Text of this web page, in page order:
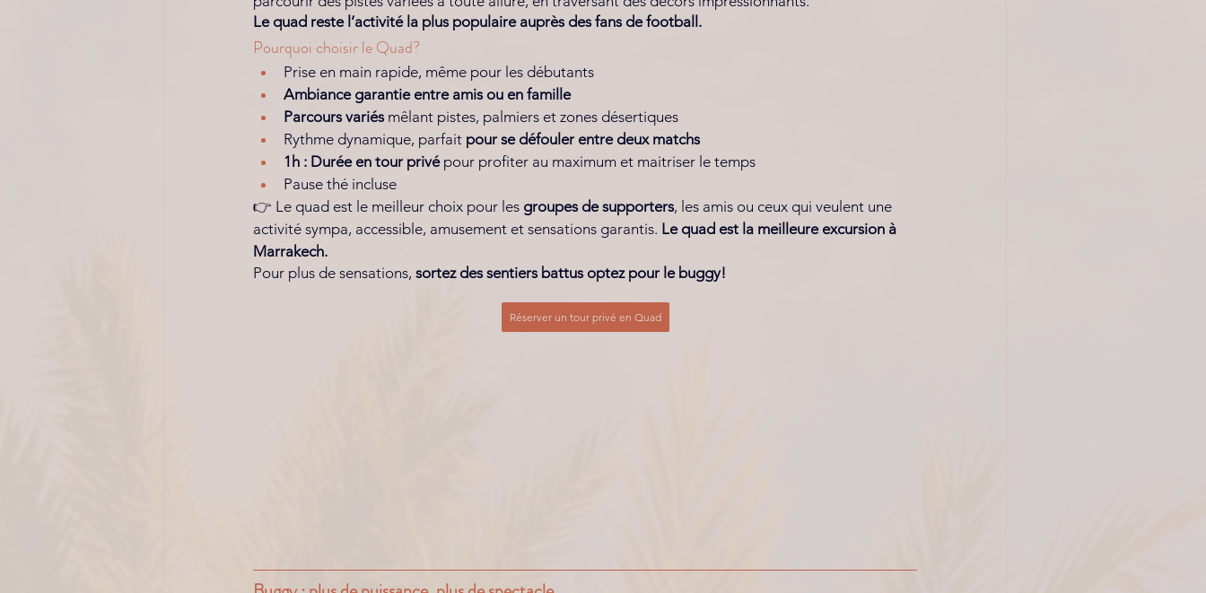
Le quad reste l’activité la plus populaire auprès des fans de football.
Pourquoi choisir le Quad?
Prise en main rapide, même pour les débutants
Ambiance garantie entre amis ou en famille
Parcours variés mêlant pistes, palmiers et zones désertiques
Rythme dynamique, parfait pour se défouler entre deux matchs
1h : Durée en tour privé pour profiter au maximum et maitriser le temps
Pause thé incluse
👉 Le quad est le meilleur choix pour les groupes de supporters, les amis ou ceux qui veulent une
activité sympa, accessible, amusement et sensations garantis. Le quad est la meilleure excursion à
Marrakech.
Pour plus de sensations, sortez des sentiers battus optez pour le buggy!
Réserver un tour privé en Quad